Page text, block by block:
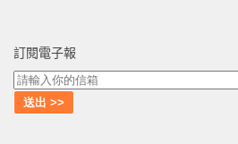
訂閱電子報